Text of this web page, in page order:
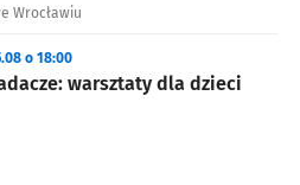
Wrocławiu
warsztaty dla dzieci
o 18:00